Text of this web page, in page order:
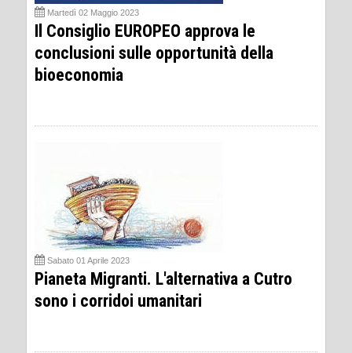
Martedì 02 Maggio 2023
Il Consiglio EUROPEO approva le
conclusioni sulle opportunità della
bioeconomia
Sabato 01 Aprile 2023
Pianeta Migranti. L'alternativa a Cutro
sono i corridoi umanitari